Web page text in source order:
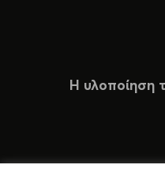
Η υλοποίηση